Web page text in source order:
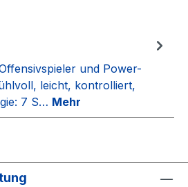
und Power-
leicht, kontrolliert,
7 S… Mehr